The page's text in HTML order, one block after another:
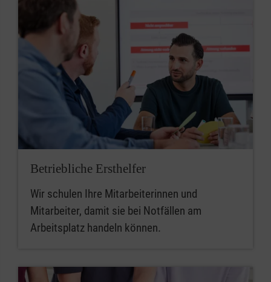
Betriebliche Ersthelfer
Wir schulen Ihre Mitarbeiterinnen und
Mitarbeiter, damit sie bei Notfällen am
Arbeitsplatz handeln können.